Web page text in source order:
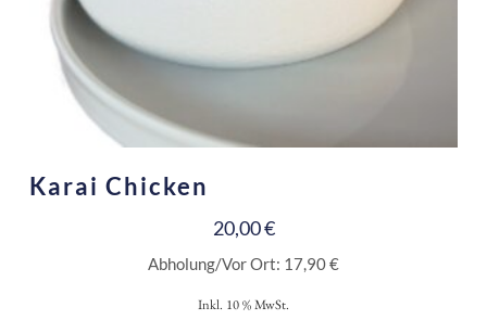
Karai Chicken
20,00€
Abholung/Vor Ort: 17,90€
Inkl. 10 % MwSt.